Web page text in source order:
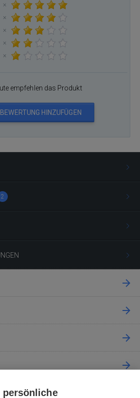
2
×
×
×
×
×
empfehlen das Produkt
BEWERTUNG HINZUFÜGEN
persönliche